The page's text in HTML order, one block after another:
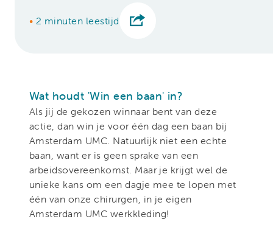
• 2 minuten leestijd
Wat houdt 'Win een baan' in?
Als jij de gekozen winnaar bent van deze
actie, dan win je voor één dag een baan bij
Amsterdam UMC. Natuurlijk niet een echte
baan, want er is geen sprake van een
arbeidsovereenkomst. Maar je krijgt wel de
unieke kans om een dagje mee te lopen met
één van onze chirurgen, in je eigen
Amsterdam UMC werkkleding!